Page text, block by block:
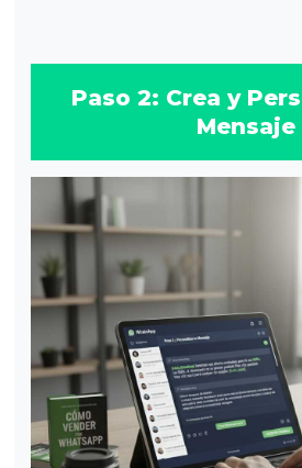
Paso 2: Crea y
Mensaje